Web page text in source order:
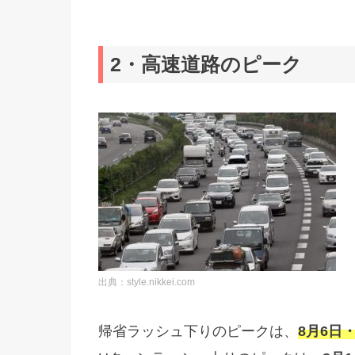
2・高速道路のピーク
出典：style.nikkei.com
帰省ラッシュ下りのピークは、 8月6日